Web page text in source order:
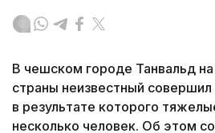
В чешском городе Танвальд
страны неизвестный
в результате которого
несколько человек. Об этом